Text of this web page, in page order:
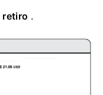
retiro .